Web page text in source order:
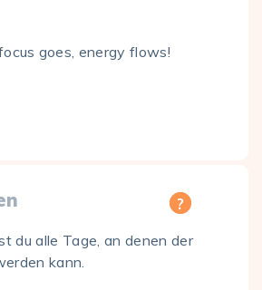
du alle Tage, an denen der
kann.
goes, energy flows!